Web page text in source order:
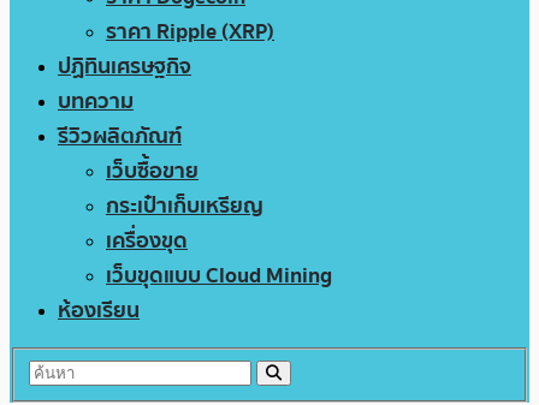
ราคา Ripple (XRP)
ปฏิทินเศรษฐกิจ
บทความ
รีวิวผลิตภัณฑ์
เว็บซื้อขาย
กระเป๋าเก็บเหรียญ
เครื่องขุด
เว็บขุดแบบ Cloud Mining
ห้องเรียน